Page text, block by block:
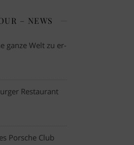
– NEWS
ganze Welt zu er-
Restaurant
Porsche Club